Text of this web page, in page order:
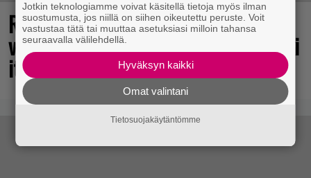
Rakastettu julkaisija täyttää 40
vuotta, valtavat alet käynnissä – hanki
itsellesi klassikoita pikkurahalla
Jotkin teknologiamme voivat käsitellä tietoja myös ilman
suostumusta, jos niillä on siihen oikeutettu peruste. Voit
vastustaa tätä tai muuttaa asetuksiasi milloin tahansa
seuraavalla välilehdellä.
Hyväksyn kaikki
Omat valintani
Tietosuojakäytäntömme